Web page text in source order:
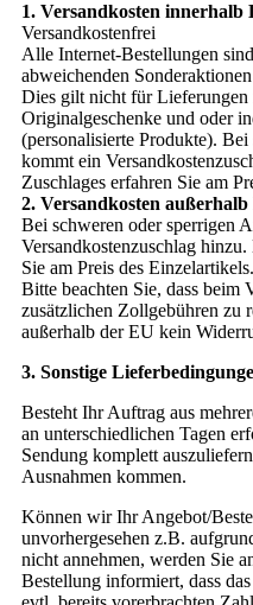
1. Versandkosten innerhalb
Versandkostenfrei
Alle Internet-Bestellungen
abweichenden
Dies gilt nicht für Lieferungen
Originalgeschenke und oder
(personalisierte Produkte).
kommt ein
Zuschlages erfahren Sie am
2. Versandkosten außerhalb
Bei schweren oder sperrigen
Versandkostenzuschlag
Sie am Preis des Einzelartikels.
Bitte beachten Sie, dass beim
zusätzlichen Zollgebühren zu
außerhalb der EU kein
3. Sonstige
Besteht Ihr Auftrag aus
an unterschiedlichen Tagen
Sendung komplett
Ausnahmen kommen.
Können wir Ihr Angebot/
unvorhergesehen z.B.
nicht annehmen, werden Sie
Bestellung informiert, dass